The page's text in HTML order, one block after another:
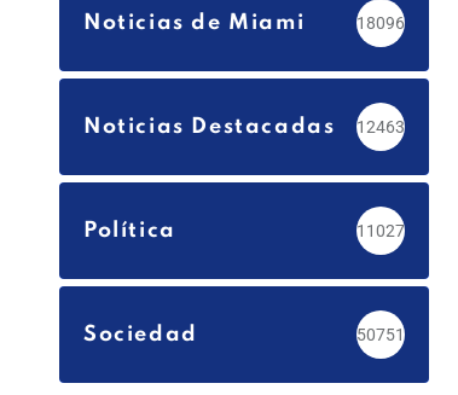
Noticias de Miami 18096
Noticias Destacadas 12463
Política 11027
Sociedad 50751